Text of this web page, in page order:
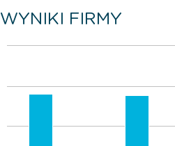
WYNIKI FIRMY